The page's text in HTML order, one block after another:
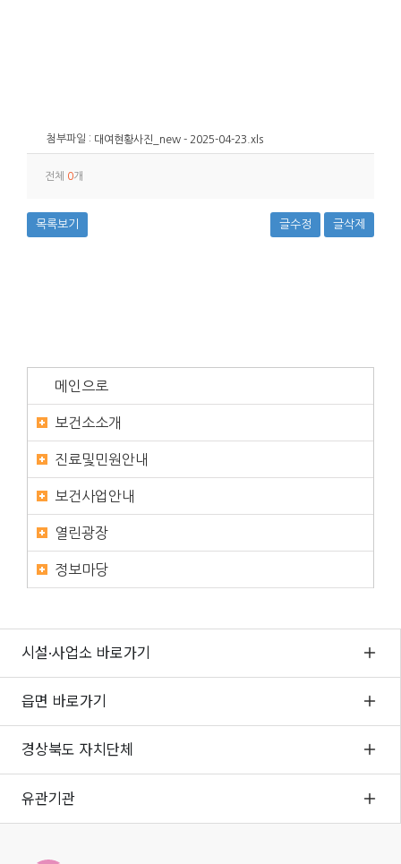
첨부파일 : 대여현황사진_new - 2025-04-23.xls
전체 0개
목록보기 글수정 글삭제
메인으로
보건소소개
진료및민원안내
보건사업안내
열린광장
정보마당
시설·사업소 바로가기
읍면 바로가기
경상북도 자치단체
유관기관